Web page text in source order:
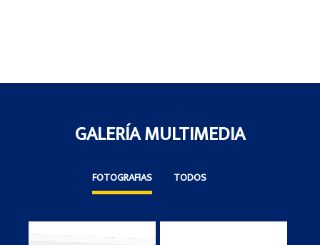
GALERÍA MULTIMEDIA
FOTOGRAFÍAS TODOS